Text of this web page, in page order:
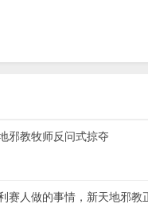
邪教牧师反问式掠夺
赛人做的事情，新天地邪教